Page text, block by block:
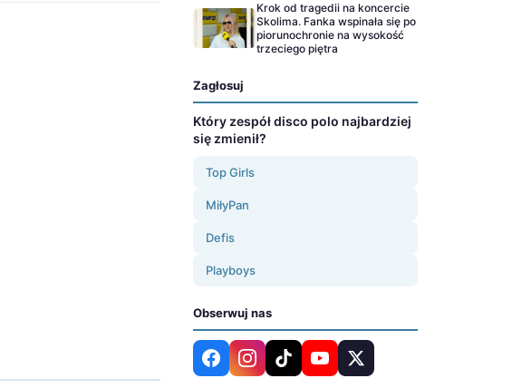
Krok od tragedii na koncercie
Skolima. Fanka wspinała się po
piorunochronie na wysokość
trzeciego piętra
Zagłosuj
Który zespół disco polo najbardziej
się zmienił?
Top Girls
MiłyPan
Defis
Playboys
Obserwuj nas